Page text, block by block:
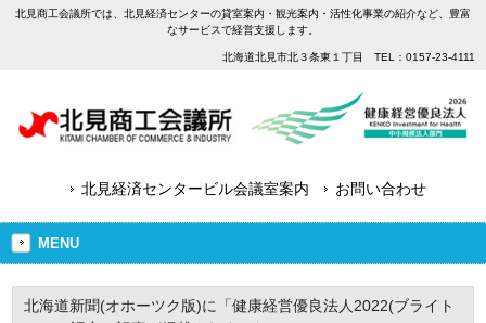
北見商工会議所では、北見経済センターの貸室案内・観光案内・活性化事業の紹介など、豊富
なサービスで経営支援します。
北海道北見市北３条東１丁目 TEL：0157-23-4111
北見経済センタービル会議室案内 お問い合わせ
MENU
北海道新聞(オホーツク版)に「健康経営優良法人2022(ブライト